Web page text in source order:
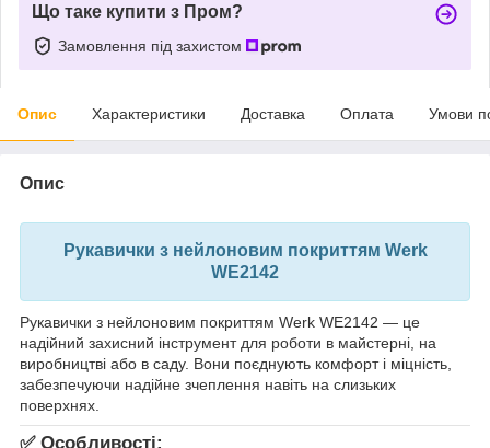
Що таке купити з Пром?
Замовлення під захистом
Опис Характеристики Доставка Оплата Умови
Опис
Рукавички з нейлоновим покриттям Werk
WE2142
Рукавички з нейлоновим покриттям Werk WE2142 — це
надійний захисний інструмент для роботи в майстерні, на
виробництві або в саду. Вони поєднують комфорт і міцність,
забезпечуючи надійне зчеплення навіть на слизьких
поверхнях.
✅ Особливості: